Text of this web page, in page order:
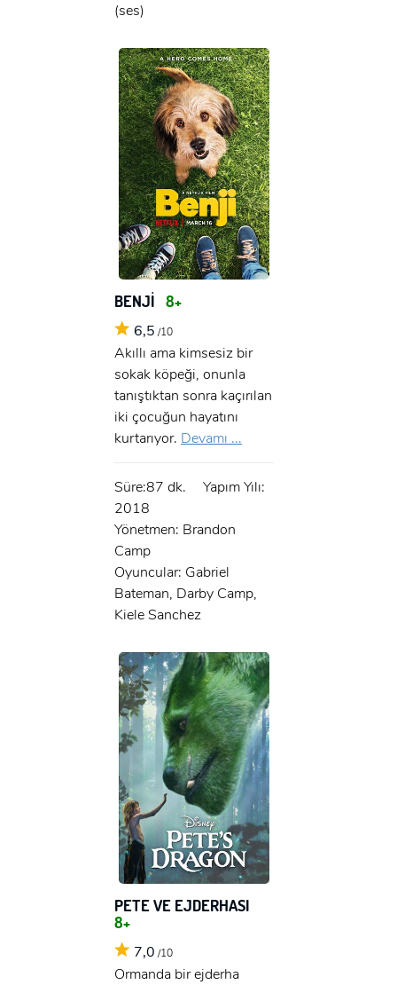
(ses)
BENJİ 8+
6,5 /10
Akıllı ama kimsesiz bir
sokak köpeği, onunla
tanıştıktan sonra kaçırılan
iki çocuğun hayatını
kurtarıyor. Devamı ...
Süre:87 dk.
Yapım Yılı:
2018
Yönetmen: Brandon
Camp
Oyuncular: Gabriel
Bateman, Darby Camp,
Kiele Sanchez
PETE VE EJDERHASI
8+
7,0 /10
Ormanda bir ejderha